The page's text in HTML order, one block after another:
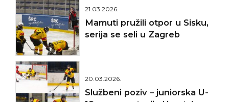
21.03.2026.
Mamuti pružili otpor u Sisku,
serija se seli u Zagreb
20.03.2026.
Službeni poziv – juniorska U-